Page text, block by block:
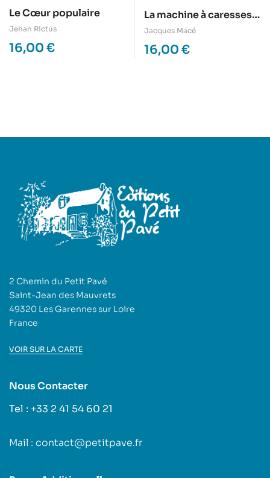
Le Cœur populaire
Jehan Rictus
16,00 €
La machine à caresses,
ou vingt ans après
2000
Jacques Macé
16,00 €
2 Chemin du Petit Pavé
Saint-Jean des Mauvrets
49320 Les Garennes sur Loire
France
VOIR SUR LA CARTE
Nous Contacter
Tel : +33 2 41 54 60 21
Mail : contact@petitpave.fr